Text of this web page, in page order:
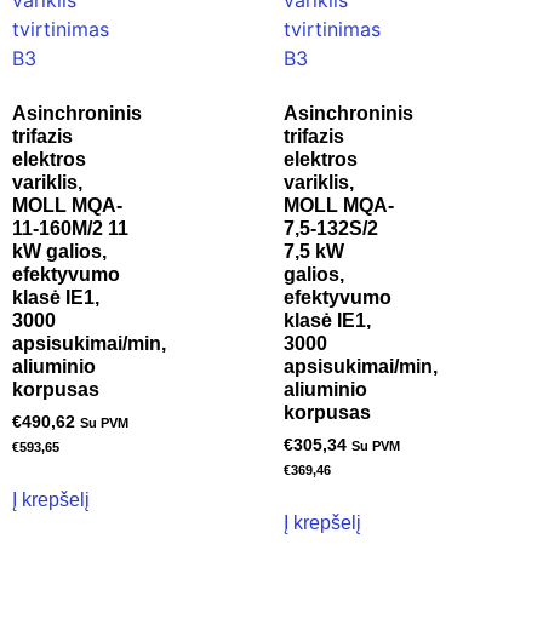
Asinchroninis
trifazis
elektros
variklis,
MOLL MQA-
11-160M/2 11
kW galios,
efektyvumo
klasė IE1,
3000
apsisukimai/min,
aliuminio
korpusas
€490,62 Su PVM
€593,65
Į krepšelį
Asinchroninis
trifazis
elektros
variklis,
MOLL MQA-
7,5-132S/2
7,5 kW
galios,
efektyvumo
klasė IE1,
3000
apsisukimai/min,
aliuminio
korpusas
€305,34 Su PVM
€369,46
Į krepšelį